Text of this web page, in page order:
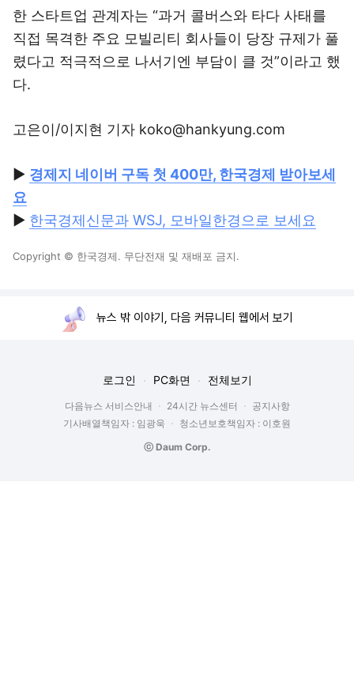
한 스타트업 관계자는 “과거 콜버스와 타다 사태를
직접 목격한 주요 모빌리티 회사들이 당장 규제가 풀
렸다고 적극적으로 나서기엔 부담이 클 것”이라고 했
다.
고은이/이지현 기자 koko@hankyung.com
▶ 경제지 네이버 구독 첫 400만, 한국경제 받아보세
요
▶ 한국경제신문과 WSJ, 모바일한경으로 보세요
Copyright © 한국경제. 무단전재 및 재배포 금지.
뉴스 밖 이야기, 다음 커뮤니티 웹에서 보기
로그인 PC화면 전체보기
다음뉴스 서비스안내 24시간 뉴스센터
공지사항
기사배열책임자 : 임광욱
청소년보호책임자 : 이호원
ⓒ Daum Corp.